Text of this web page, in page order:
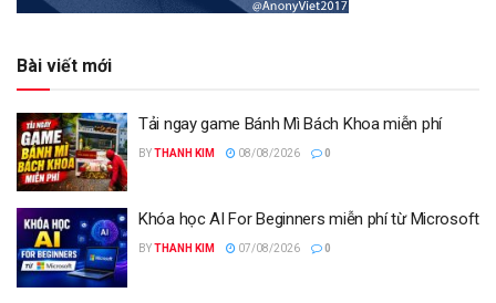
Bài viết mới
Tải ngay game Bánh Mì Bách Khoa miễn phí
BYTHANH KIM 08/08/2026 0
Khóa học AI For Beginners miễn phí từ Microsoft
BYTHANH KIM 07/08/2026 0